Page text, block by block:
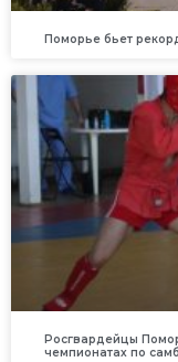
Поморье бьет
Росгвардейцы
чемпионатах по